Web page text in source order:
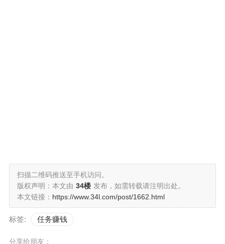
扫描二维码推送至手机访问。
版权声明：本文由 34楼 发布，如需转载请注明出处。
本文链接： https://www.34l.com/post/1662.html
标签: 任务赚钱
分享给朋友：